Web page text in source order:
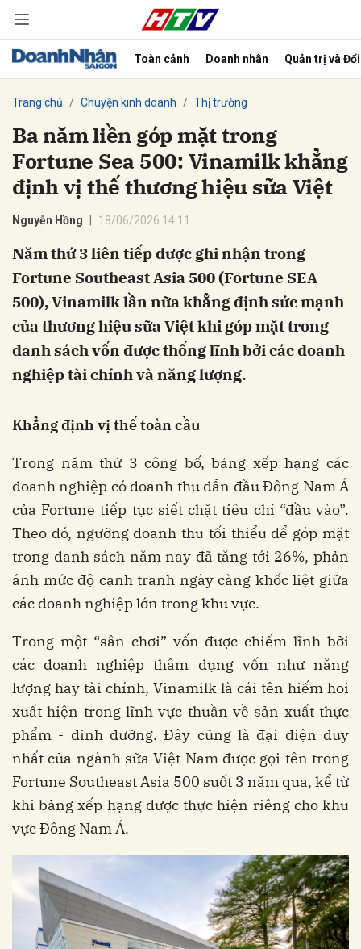
Toàn cảnh Doanh nhân Quản trị và
Trang chủ Chuyện kinh doanh Thị trường
Ba năm liền góp mặt trong
Fortune Sea 500: Vinamilk khẳng
định vị thế thương hiệu sữa Việt
Nguyễn Hồng 18/06/2026 14:11
Năm thứ 3 liên tiếp được ghi nhận trong
Fortune Southeast Asia 500 (Fortune SEA
500), Vinamilk lần nữa khẳng định sức mạnh
của thương hiệu sữa Việt khi góp mặt trong
danh sách vốn được thống lĩnh bởi các doanh
nghiệp tài chính và năng lượng.
Khẳngđịnh vịthếtoàncầu
Trong năm thứ 3 công bố, bảng xếp hạng các
doanh nghiệp có doanh thu dẫn đầu Đông Nam Á
của Fortune tiếp tục siết chặt tiêu chí “đầu vào”.
Theo đó, ngưỡng doanh thu tối thiểu để góp mặt
trong danh sách năm nay đã tăng tới 26%, phản
ánh mức độ cạnh tranh ngày càng khốc liệt giữa
các doanh nghiệp lớn trong khu vực.
Trong một “sân chơi” vốn được chiếm lĩnh bởi
các doanh nghiệp thâm dụng vốn như năng
lượng hay tài chính, Vinamilk là cái tên hiếm hoi
xuất hiện trong lĩnh vực thuần về sản xuất thực
phẩm - dinh dưỡng. Đây cũng là đại diện duy
nhất của ngành sữa Việt Nam được gọi tên trong
Fortune Southeast Asia 500 suốt 3 năm qua, kể từ
khi bảng xếp hạng được thực hiện riêng cho khu
vực Đông Nam Á.